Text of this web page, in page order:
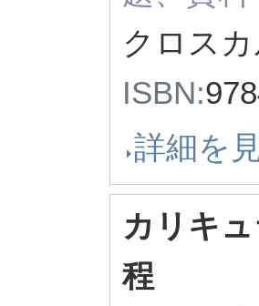
クロス
ISBN:
詳細を
カリキ
程